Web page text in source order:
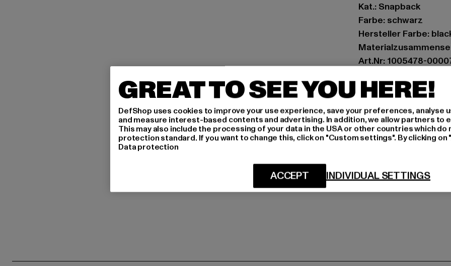
Kat.: Snapback
Farbe: schwarz
Hersteller Farbe:
Art.Nr: 1005478-
Hersteller: Huesken
Sandstraße 92 |
GRÖSSE
LIEFERUNG &
GREAT TO SEE YOU HERE!
DefShop uses cookies to improve your use experience, save your preferences, analyse
and measure interest-based contents and advertising. In addition, we allow partners to
This may also include the processing of your data in the USA or other countries which do
protection standard. If you want to change this, click on "Custom settings". By clicking
Data protection
INDIVIDUAL SETTINGS
ACCEPT